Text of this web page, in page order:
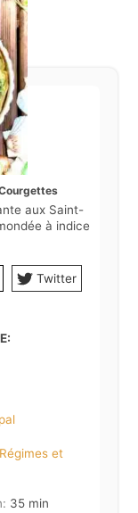
aux Saint-
à indice
Twitter
et
35minutes
min